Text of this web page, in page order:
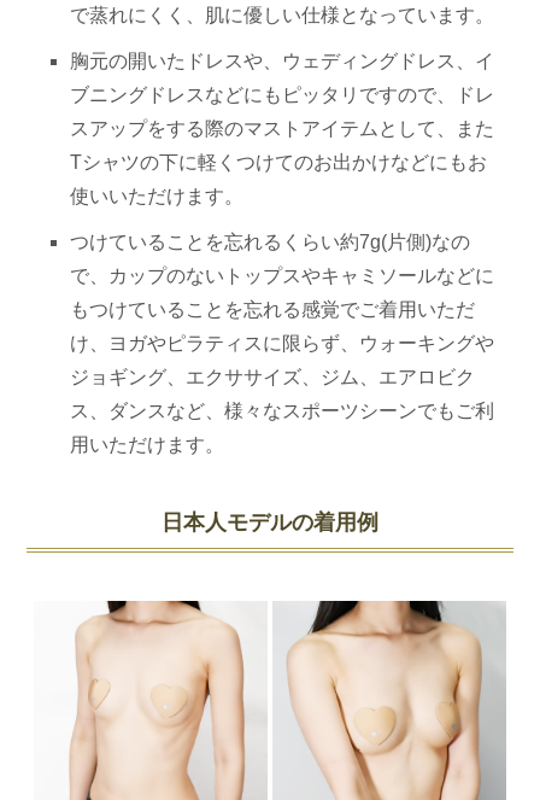
で蒸れにくく、肌に優しい仕様となっています。
胸元の開いたドレスや、ウェディングドレス、イ
ブニングドレスなどにもピッタリですので、ドレ
スアップをする際のマストアイテムとして、また
Tシャツの下に軽くつけてのお出かけなどにもお
使いいただけます。
つけていることを忘れるくらい約7g(片側)なの
で、カップのないトップスやキャミソールなどに
もつけていることを忘れる感覚でご着用いただ
け、ヨガやピラティスに限らず、ウォーキングや
ジョギング、エクササイズ、ジム、エアロビク
ス、ダンスなど、様々なスポーツシーンでもご利
用いただけます。
日本人モデルの着用例